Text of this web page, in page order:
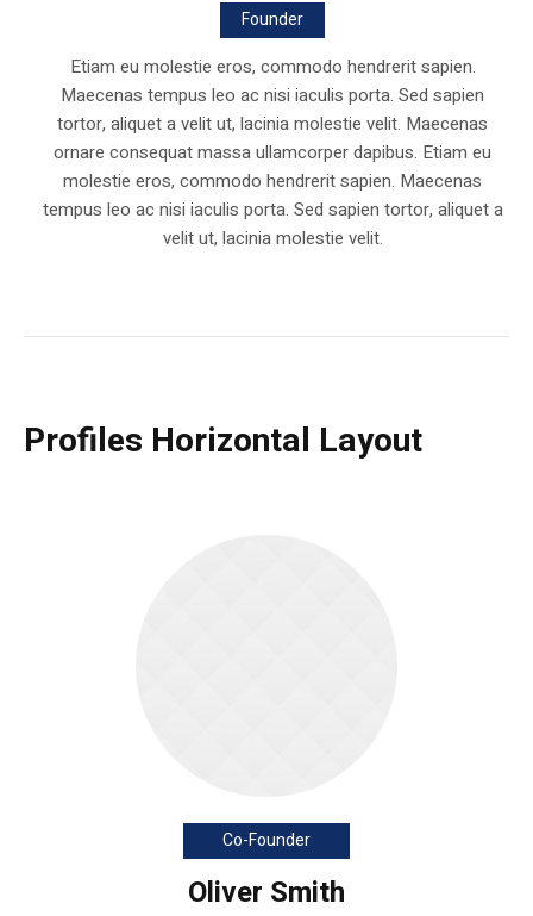
Founder
Etiam eu molestie eros, commodo hendrerit sapien.
Maecenas tempus leo ac nisi iaculis porta. Sed sapien
tortor, aliquet a velit ut, lacinia molestie velit. Maecenas
ornare consequat massa ullamcorper dapibus. Etiam eu
molestie eros, commodo hendrerit sapien. Maecenas
tempus leo ac nisi iaculis porta. Sed sapien tortor, aliquet a
velit ut, lacinia molestie velit.
Profiles Horizontal Layout
Co-Founder
Oliver Smith